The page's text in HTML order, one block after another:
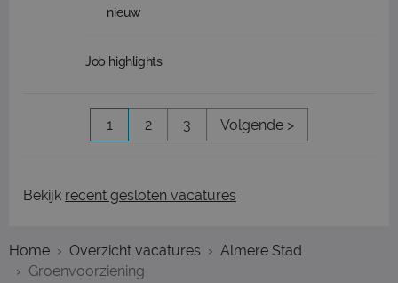
nieuw
Job highlights
1 2 3 Volgende >
Bekijk recent gesloten vacatures
Home Overzicht vacatures
Almere Stad
Groenvoorziening